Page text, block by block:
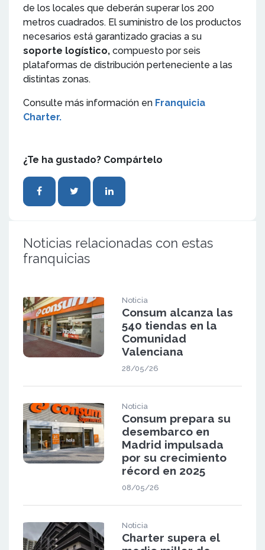
de los locales que deberán superar los 200
metros cuadrados. El suministro de los productos
necesarios está garantizado gracias a su
soporte logístico, compuesto por seis
plataformas de distribución perteneciente a las
distintas zonas.
Consulte más información en Franquicia
Charter.
¿Te ha gustado? Compártelo
Noticias relacionadas con estas
franquicias
Noticia
Consum alcanza las
540 tiendas en la
Comunidad
Valenciana
28/05/26
Noticia
Consum prepara su
desembarco en
Madrid impulsada
por su crecimiento
récord en 2025
08/05/26
Noticia
Charter supera el